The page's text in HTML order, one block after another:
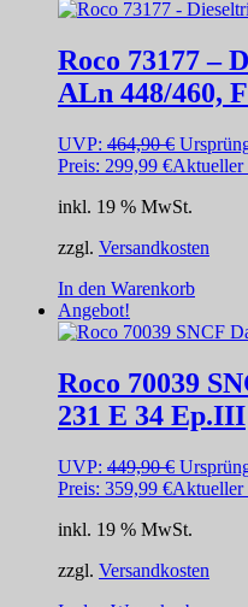
Roco 73177 –
ALn 448/460,
UVP: 464,90€
Preis: 299,99 €Aktueller
inkl. 19 % MwSt.
zzgl. Versandkosten
In den Warenkorb
Angebot!
Roco 70039
231 E 34 Ep.III
UVP: 449,90€
Preis: 359,99 €Aktueller
inkl. 19 % MwSt.
zzgl. Versandkosten